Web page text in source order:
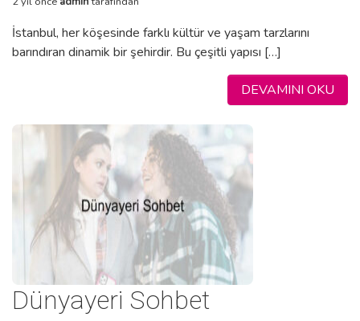
İstanbul, her köşesinde farklı kültür ve yaşam tarzlarını
barındıran dinamik bir şehirdir. Bu çeşitli yapısı […]
DEVAMINI OKU
Dünyayeri Sohbet